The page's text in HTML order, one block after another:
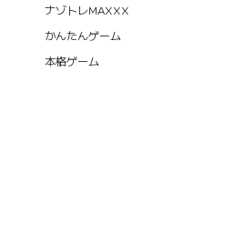
ナゾトレMAXXX
かんたんゲーム
本格ゲーム